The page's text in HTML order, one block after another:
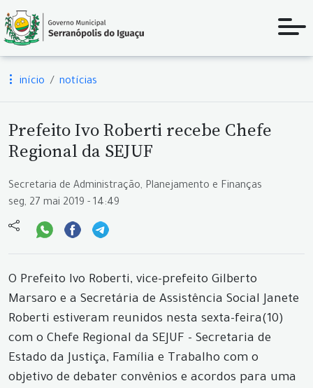
início notícias
Prefeito Ivo Roberti recebe Chefe
Regional da SEJUF
Secretaria de Administração, Planejamento e Finanças
seg, 27 mai 2019 - 14:49
O Prefeito Ivo Roberti, vice-prefeito Gilberto
Marsaro e a Secretária de Assistência Social Janete
Roberti estiveram reunidos nesta sexta-feira(10)
com o Chefe Regional da SEJUF - Secretaria de
Estado da Justiça, Família e Trabalho com o
objetivo de debater convênios e acordos para uma